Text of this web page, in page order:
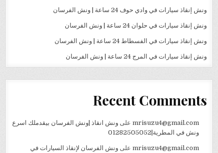
ونش إنقاذ سيارات في وادي حوف 24 ساعة | ونش الفرسان
ونش إنقاذ سيارات في حلوان 24 ساعة | ونش الفرسان
ونش إنقاذ سيارات في الفسطاط 24 ساعة | ونش الفرسان
ونش إنقاذ سيارات في المرج 24 ساعة | ونش الفرسان
Recent Comments
mrisuzu4@gmail.comعلى ونش انقاذ |ونش الفرسان بيقدملك اسرع
ونش في المطرية|01282505052
mrisuzu4@gmail.comعلى ونش الفرسان لإنقاذ السيارات في